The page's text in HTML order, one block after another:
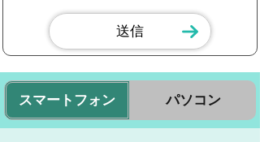
スマートフォン パソコン